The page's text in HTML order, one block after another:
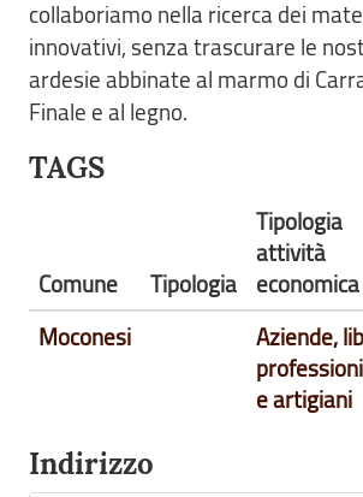
collaboriamo nella ricerca dei
innovativi, senza trascurare le
ardesie abbinate al marmo di
Finale e al legno.
TAGS
Comune Tipologia
Tipologia
attività
economica
Moconesi
Aziende,
e artigiani
Indirizzo